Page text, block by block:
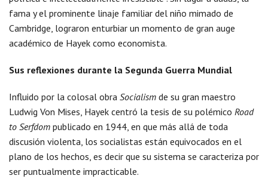
fama y el prominente linaje familiar del niño mimado de
Cambridge, lograron enturbiar un momento de gran auge
académico de Hayek como economista.
Sus reflexiones durante la Segunda Guerra Mundial
Influido por la colosal obra Socialism de su gran maestro
Ludwig Von Mises, Hayek centró la tesis de su polémico Road
to Serfdom publicado en 1944, en que más allá de toda
discusión violenta, los socialistas están equivocados en el
plano de los hechos, es decir que su sistema se caracteriza por
ser puntualmente impracticable.